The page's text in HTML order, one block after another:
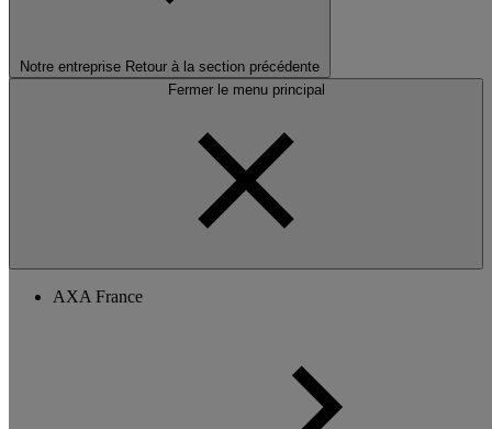
Notre entreprise Retour à la section précédente
Fermer le menu principal
AXA France